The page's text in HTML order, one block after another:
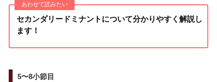
セカンダリードミナントについて分かりやすく解説し
ます！
5〜8小節目